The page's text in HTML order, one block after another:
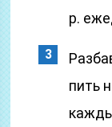
р.
пить